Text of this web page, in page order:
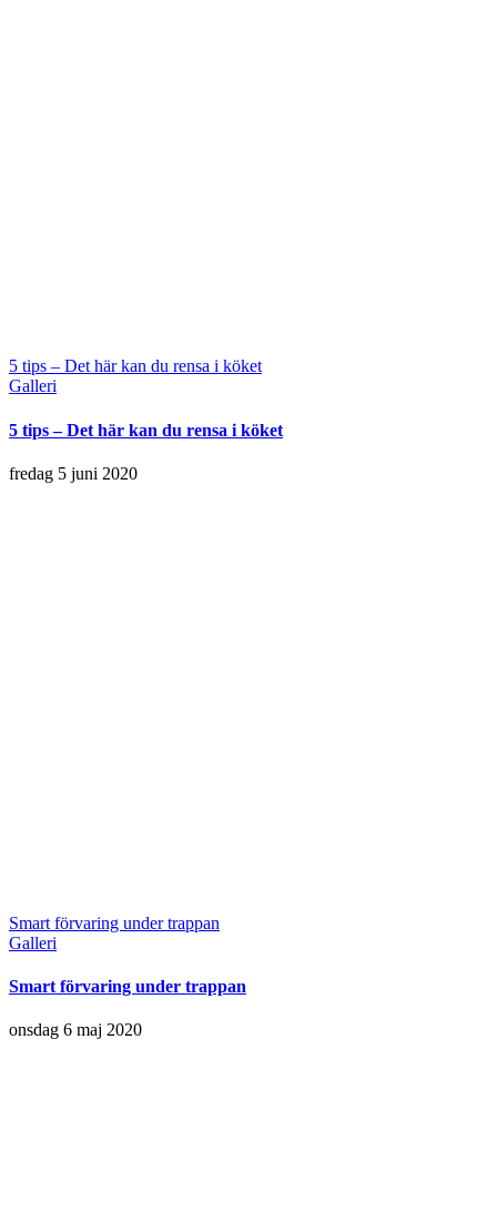
5 tips – Det här kan du rensa i köket
Galleri
5 tips – Det här kan du rensa i köket
fredag 5 juni 2020
Smart förvaring under trappan
Galleri
Smart förvaring under trappan
onsdag 6 maj 2020